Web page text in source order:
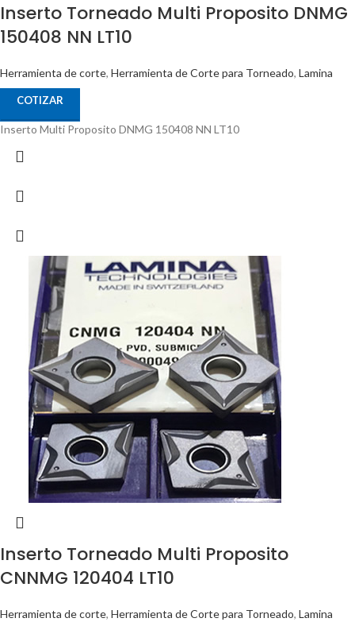
Inserto Torneado Multi Proposito DNMG
150408 NN LT10
Herramienta de corte, Herramienta de Corte para Torneado, Lamina
COTIZAR
Inserto Multi Proposito DNMG 150408 NN LT10
Inserto Torneado Multi Proposito
CNNMG 120404 LT10
Herramienta de corte, Herramienta de Corte para Torneado, Lamina